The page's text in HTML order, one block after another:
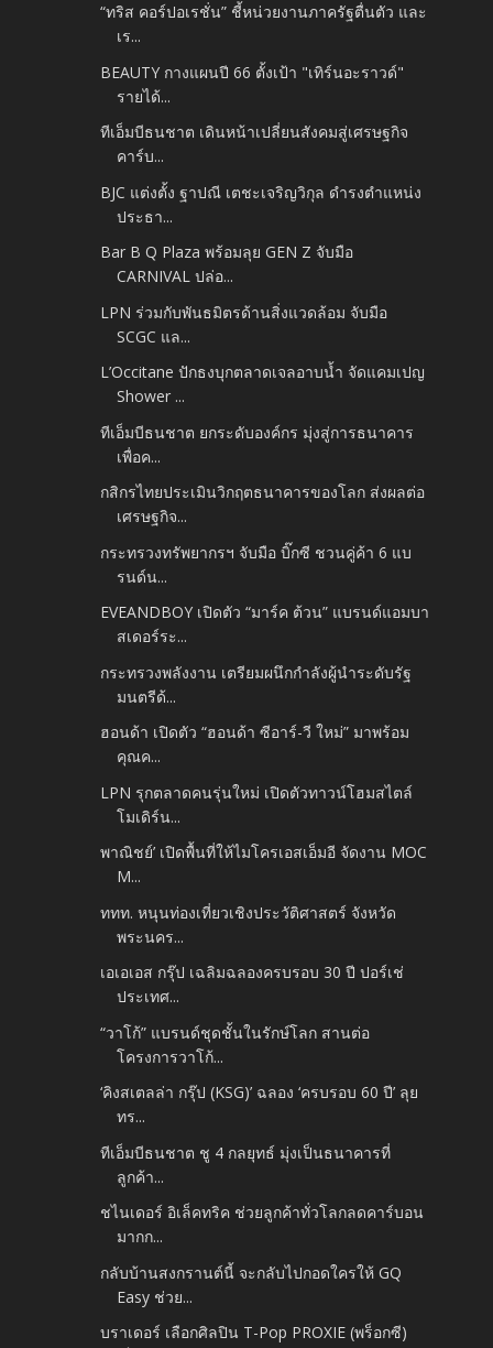
“ทริส คอร์ปอเรชั่น” ชี้หน่วยงานภาครัฐตื่นตัว และ
เร...
BEAUTY กางแผนปี 66 ตั้งเป้า "เทิร์นอะราวด์"
รายได้...
ทีเอ็มบีธนชาต เดินหน้าเปลี่ยนสังคมสู่เศรษฐกิจ
คาร์บ...
BJC แต่งตั้ง ฐาปณี เตชะเจริญวิกุล ดำรงตำแหน่ง
ประธา...
Bar B Q Plaza พร้อมลุย GEN Z จับมือ
CARNIVAL ปล่อ...
LPN ร่วมกับพันธมิตรด้านสิ่งแวดล้อม จับมือ
SCGC แล...
L’Occitane ปักธงบุกตลาดเจลอาบน้ำ จัดแคมเปญ
Shower ...
ทีเอ็มบีธนชาต ยกระดับองค์กร มุ่งสู่การธนาคาร
เพื่อค...
กสิกรไทยประเมินวิกฤตธนาคารของโลก ส่งผลต่อ
เศรษฐกิจ...
กระทรวงทรัพยากรฯ จับมือ บิ๊กซี ชวนคู่ค้า 6 แบ
รนด์น...
EVEANDBOY เปิดตัว “มาร์ค ต้วน” แบรนด์แอมบา
สเดอร์ระ...
กระทรวงพลังงาน เตรียมผนึกกำลังผู้นำระดับรัฐ
มนตรีด้...
ฮอนด้า เปิดตัว “ฮอนด้า ซีอาร์-วี ใหม่” มาพร้อม
คุณค...
LPN รุกตลาดคนรุ่นใหม่ เปิดตัวทาวน์โฮมสไตล์
โมเดิร์น...
พาณิชย์’ เปิดพื้นที่ให้ไมโครเอสเอ็มอี จัดงาน MOC
M...
ททท. หนุนท่องเที่ยวเชิงประวัติศาสตร์ จังหวัด
พระนคร...
เอเอเอส กรุ๊ป เฉลิมฉลองครบรอบ 30 ปี ปอร์เช่
ประเทศ...
“วาโก้” แบรนด์ชุดชั้นในรักษ์โลก สานต่อ
โครงการวาโก้...
‘คิงสเตลล่า กรุ๊ป (KSG)’ ฉลอง ‘ครบรอบ 60 ปี’ ลุย
ทร...
ทีเอ็มบีธนชาต ชู 4 กลยุทธ์ มุ่งเป็นธนาคารที่
ลูกค้า...
ชไนเดอร์ อิเล็คทริค ช่วยลูกค้าทั่วโลกลดคาร์บอน
มากก...
กลับบ้านสงกรานต์นี้ จะกลับไปกอดใครให้ GQ
Easy ช่วย...
บราเดอร์ เลือกศิลปิน T-Pop PROXIE (พร็อกซี)